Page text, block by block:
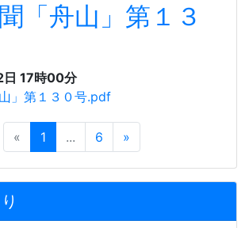
「舟山」第１３
17時00分
」第１３０号.pdf
« 1 ... 6 »